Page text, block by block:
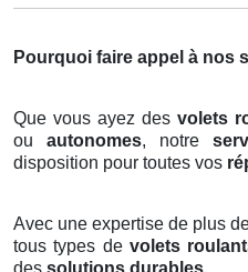
Pourquoi faire appel à nos
Que vous ayez des volets
ou autonomes, notre
disposition pour toutes vos
Avec une expertise de plus
tous types de volets
des solutions durables.